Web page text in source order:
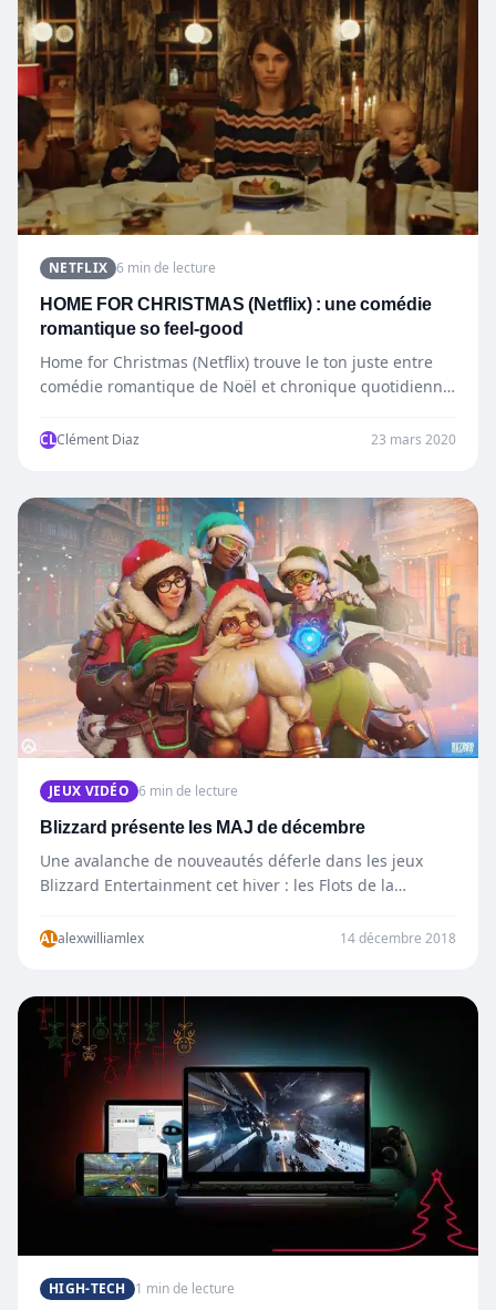
NETFLIX 6 min de lecture
HOME FOR CHRISTMAS (Netflix) : une comédie
romantique so feel-good
Home for Christmas (Netflix) trouve le ton juste entre
comédie romantique de Noël et chronique quotidienne.
CLClément Diaz 23 mars 2020
JEUX VIDÉO 6 min de lecture
Blizzard présente les MAJ de décembre
Une avalanche de nouveautés déferle dans les jeux
Blizzard Entertainment cet hiver : les Flots de la
ALalexwilliamlex 14 décembre 2018
HIGH-TECH 1 min de lecture